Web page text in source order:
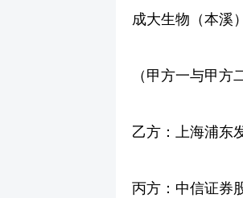
成大生物（本溪
（甲方一与甲方
乙方：上海浦东
丙方：中信证券